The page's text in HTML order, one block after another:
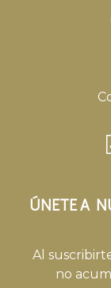
ÚNETE A
Al
no